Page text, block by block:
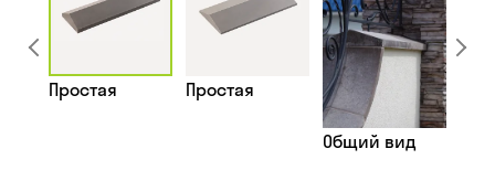
Простая Простая
Общий вид